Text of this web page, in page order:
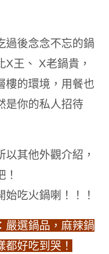
過後念念不忘的鍋
王、 X老鍋貴，
樓的環境，用餐也
是你的私人招待
其他外觀介紹，
吃火鍋喇！！！
嚴選鍋品，麻辣鍋
好吃到哭！